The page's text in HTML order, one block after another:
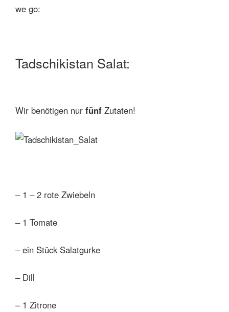
we go:
Tadschikistan Salat:
Wir benötigen nur fünf Zutaten!
– 1 – 2 rote Zwiebeln
– 1 Tomate
– ein Stück Salatgurke
– Dill
– 1 Zitrone